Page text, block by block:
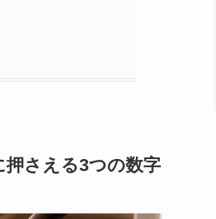
さえる3つの数字